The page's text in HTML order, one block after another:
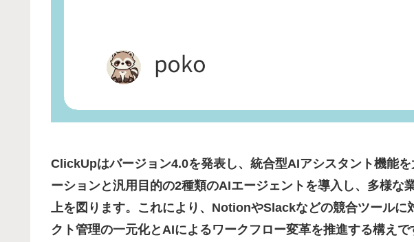
ClickUpはバージョン4.0を発表し、統合型AIアシスタント機能
ーションと汎用目的の2種類のAIエージェントを導入し、多様な
上を図ります。これにより、NotionやSlackなどの競合ツールに
クト管理の一元化とAIによるワークフロー変革を推進する構え